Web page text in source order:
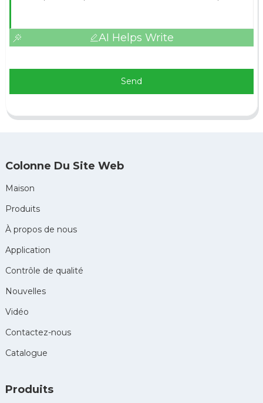
AI Helps Write
Send
Colonne Du Site Web
Maison
Produits
À propos de nous
Application
Contrôle de qualité
Nouvelles
Vidéo
Contactez-nous
Catalogue
Produits